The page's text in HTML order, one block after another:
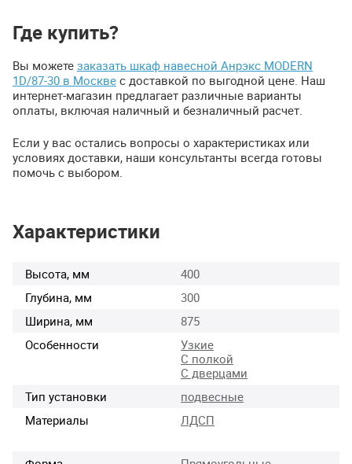
Где купить?
Вы можете заказать шкаф навесной Анрэкс MODERN
1D/87-30 в Москве с доставкой по выгодной цене. Наш
интернет-магазин предлагает различные варианты
оплаты, включая наличный и безналичный расчет.
Если у вас остались вопросы о характеристиках или
условиях доставки, наши консультанты всегда готовы
помочь с выбором.
Характеристики
Высота, мм
400
Глубина, мм
300
Ширина, мм
875
Особенности
Узкие
С полкой
С дверцами
Тип установки
подвесные
Материалы
ЛДСП